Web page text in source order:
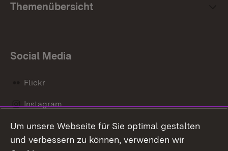
Themenübersicht
Social Media
Flickr
Instagram
Social Wall
Um unsere Webseite für Sie optimal gestalten
und verbessern zu können, verwenden wir